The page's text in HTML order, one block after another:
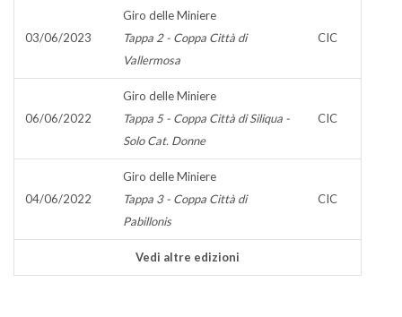
03/06/2023
Giro delle Miniere
Tappa 2 - Coppa Città di
Vallermosa
CIC
06/06/2022
Giro delle Miniere
Tappa 5 - Coppa Città di Siliqua -
Solo Cat. Donne
CIC
04/06/2022
Giro delle Miniere
Tappa 3 - Coppa Città di
Pabillonis
CIC
Vedi altre edizioni